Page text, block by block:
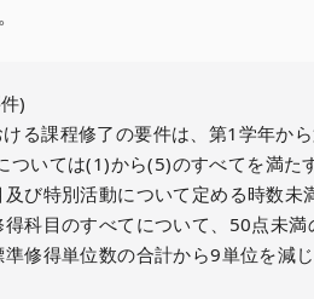
)
る課程修了の要件は、第1学年か
いては(1)から(5)のすべてを満た
び特別活動について定める時数未
科目のすべてについて、50点未満
修得単位数の合計から9単位を減